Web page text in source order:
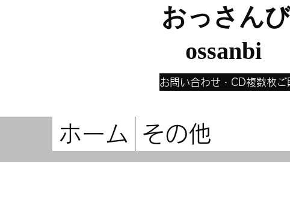
おっさんび
ossanbi
お問い合わせ・CD複数枚ご
ホーム その他